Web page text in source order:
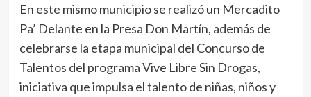
En este mismo municipio se realizó un Mercadito
Pa’ Delante en la Presa Don Martín, además de
celebrarse la etapa municipal del Concurso de
Talentos del programa Vive Libre Sin Drogas,
iniciativa que impulsa el talento de niñas, niños y